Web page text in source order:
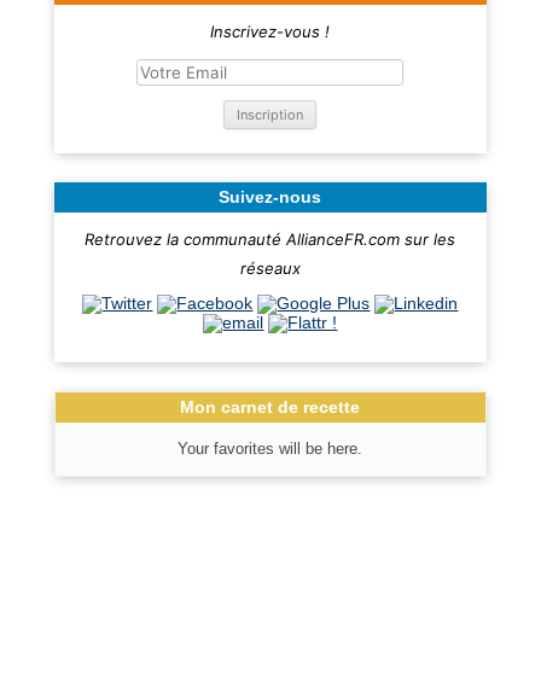
Inscrivez-vous !
Suivez-nous
Retrouvez la communauté AllianceFR.com sur les
réseaux
Mon carnet de recette
Your favorites will be here.